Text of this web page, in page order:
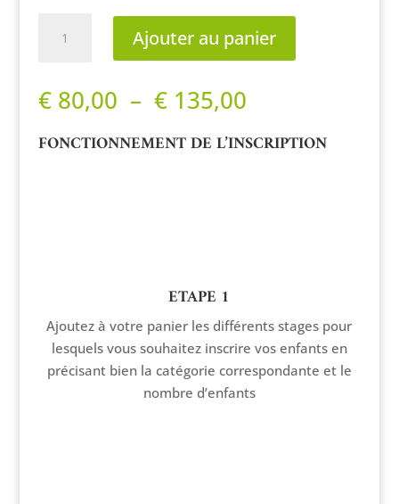
en
automne
Ajouter au panier
€80,00 – €135,00Plage
prix :
FONCTIONNEMENT DE L’INSCRIPTION
ETAPE 1
Ajoutez à votre panier les différents stages pour
lesquels vous souhaitez inscrire vos enfants en
précisant bien la catégorie correspondante et le
nombre d’enfants